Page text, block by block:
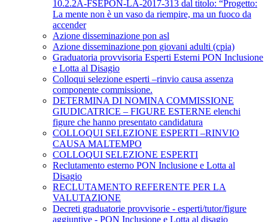
10.2.2A-FSEPON-LA-2017-313 dal titolo: “Progetto:
La mente non è un vaso da riempire, ma un fuoco da
accender
Azione disseminazione pon asl
Azione disseminazione pon giovani adulti (cpia)
Graduatoria provvisoria Esperti Esterni PON Inclusione
e Lotta al Disagio
Colloqui selezione esperti –rinvio causa assenza
componente commissione.
DETERMINA DI NOMINA COMMISSIONE
GIUDICATRICE – FIGURE ESTERNE elenchi
figure che hanno presentato candidatura
COLLOQUI SELEZIONE ESPERTI –RINVIO
CAUSA MALTEMPO
COLLOQUI SELEZIONE ESPERTI
Reclutamento esterno PON Inclusione e Lotta al
Disagio
RECLUTAMENTO REFERENTE PER LA
VALUTAZIONE
Decreti graduatorie provvisorie - esperti/tutor/figure
aggiuntive - PON Inclusione e Lotta al disagio